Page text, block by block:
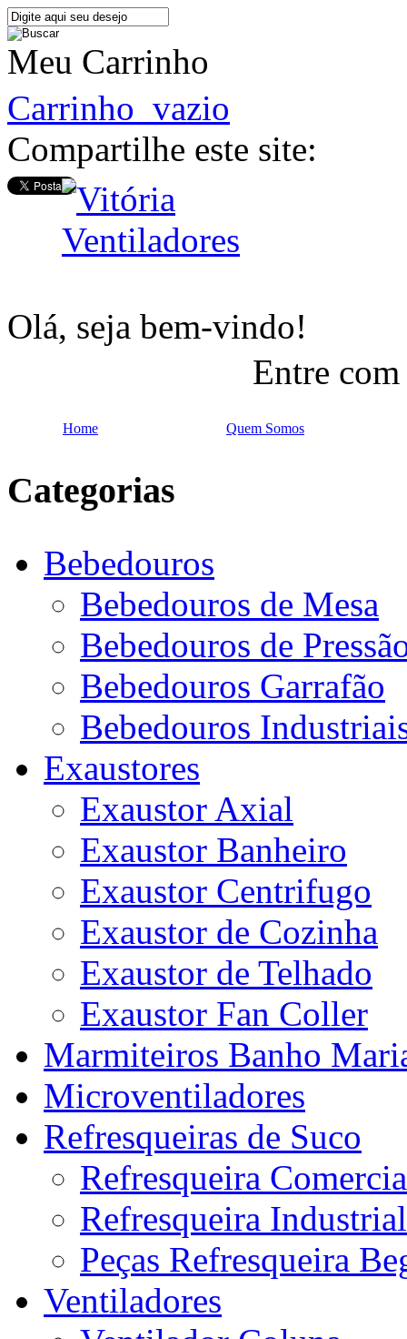
Meu Carrinho
Carrinho vazio
Compartilhe este site:
Olá, seja bem-vindo!
Entre
Home Quem Somos
Categorias
Bebedouros
Bebedouros de Mesa
Bebedouros de
Bebedouros Garrafão
Bebedouros
Exaustores
Exaustor Axial
Exaustor Banheiro
Exaustor Centrifugo
Exaustor de Cozinha
Exaustor de Telhado
Exaustor Fan Coller
Marmiteiros Banho
Microventiladores
Refresqueiras de Suco
Refresqueira
Refresqueira Industrial
Peças Refresqueira
Ventiladores